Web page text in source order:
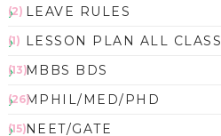
LEAVE RULES
(2)
LESSON PLAN ALL CLASS
(1)
MBBS BDS
(13)
MPHIL/MED/PHD
(26)
NEET/GATE
(15)